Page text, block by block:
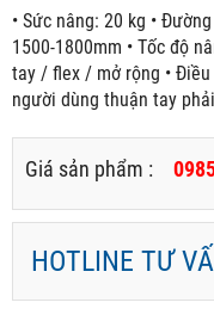
• Sức nâng: 20 kg •
1500-1800mm • Tốc độ
tay / flex / mở rộng •
người dùng thuận tay
Giá sản phẩm :
HOTLINE TƯ